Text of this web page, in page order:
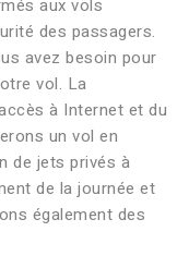
aux vols
des passagers.
avez besoin pour
vol. La
à Internet et du
un vol en
de jets privés à
de la journée et
également des